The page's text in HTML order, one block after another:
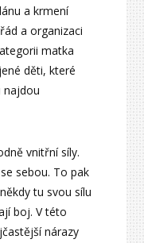
a krmení
a organizaci
matka
děti, které
najdou
vnitřní síly.
sebou. To pak
tu svou sílu
boj. V této
nárazy